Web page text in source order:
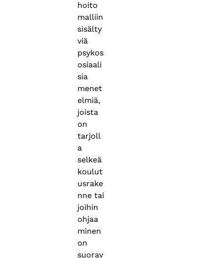
hoito
malliin
sisälty
viä
psykos
osiaali
sia
menet
elmiä,
joista
on
tarjoll
a
selkeä
koulut
usrake
nne tai
joihin
ohjaa
minen
on
suorav